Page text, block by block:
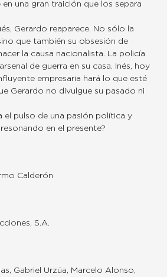
una gran traición que los separa
Gerardo reaparece. No sólo la
que también su obsesión de
la causa nacionalista. La policía
de guerra en su casa. Inés, hoy
empresaria hará lo que esté
Gerardo no divulgue su pasado ni
el pulso de una pasión política y
en el presente?
Calderón
S.A.
Gabriel Urzúa, Marcelo Alonso,